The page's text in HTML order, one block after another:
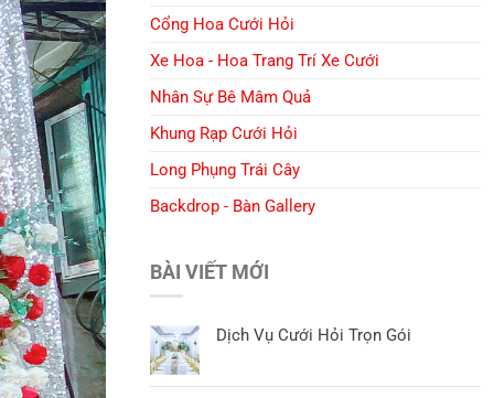
Cổng Hoa Cưới Hỏi
Xe Hoa - Hoa Trang Trí Xe Cưới
Nhân Sự Bê Mâm Quả
Khung Rạp Cưới Hỏi
Long Phụng Trái Cây
Backdrop - Bàn Gallery
BÀI VIẾT MỚI
Dịch Vụ Cưới Hỏi Trọn Gói